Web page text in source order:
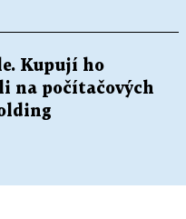
Kupují ho
na počítačových